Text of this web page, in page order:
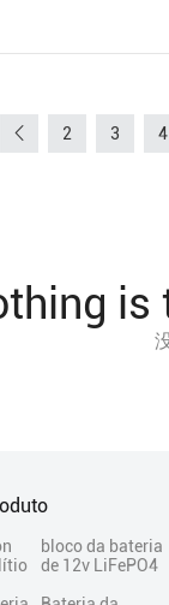
2 3 4
is
lítio
bloco da bateria
de 12v LiFePO4